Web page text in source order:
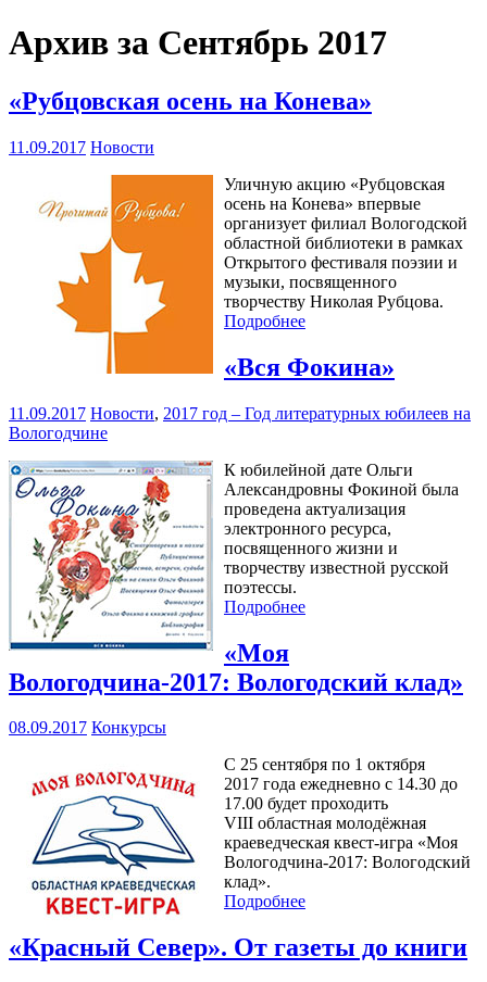
Архив за Сентябрь 2017
«Рубцовская осень на Конева»
11.09.2017 Новости
Уличную акцию «Рубцовская
осень на Конева» впервые
организует филиал Вологодской
областной библиотеки в рамках
Открытого фестиваля поэзии и
музыки, посвященного
творчеству Николая Рубцова.
Подробнее
«Вся Фокина»
11.09.2017 Новости, 2017 год – Год литературных юбилеев на
Вологодчине
К юбилейной дате Ольги
Александровны Фокиной была
проведена актуализация
электронного ресурса,
посвященного жизни и
творчеству известной русской
поэтессы.
Подробнее
«Моя
Вологодчина-2017: Вологодский клад»
08.09.2017 Конкурсы
С 25 сентября по 1 октября
2017 года ежедневно с 14.30 до
17.00 будет проходить
VIII областная молодёжная
краеведческая квест-игра «Моя
Вологодчина-2017: Вологодский
клад».
Подробнее
«Красный Север». От газеты до книги